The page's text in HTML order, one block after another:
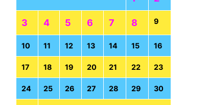
3 4 5 6 7 8 9
10 11 12 13 14 15 16
17 18 19 20 21 22 23
24 25 26 27 28 29 30